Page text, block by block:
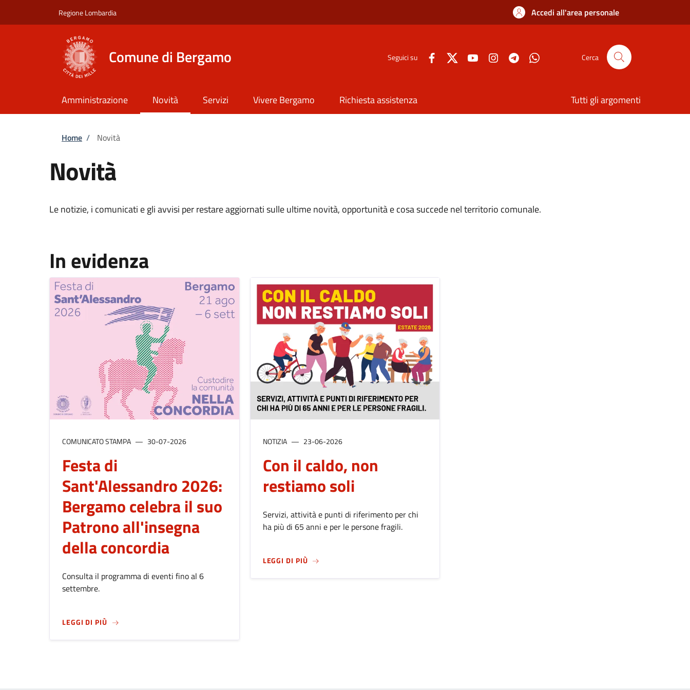
Regione Lombardia Accedi all'area personale
Comune di Bergamo Seguici su Cerca
Amministrazione Novità Servizi Vivere Bergamo Richiesta assistenza Tutti gli argomenti
Briciole di pane
Home / Novità
Novità
Le notizie, i comunicati e gli avvisi per restare aggiornati sulle ultime novità, opportunità e cosa succede nel territorio comunale.
In evidenza
COMUNICATO STAMPA 30-07-2026
Festa di
Sant'Alessandro 2026:
Bergamo celebra il suo
Patrono all'insegna
della concordia
Consulta il programma di eventi fino al 6
settembre.
LEGGI DI PIÙSUFESTA DI SANT'ALESSANDRO 2026: BERGAMO CELEBRA IL SUO PATRONO ALL'INSEGNA DELLA CONCORDIA
NOTIZIA 23-06-2026
Con il caldo, non
restiamo soli
Servizi, attività e punti di riferimento per chi
ha più di 65 anni e per le persone fragili.
LEGGI DI PIÙSU